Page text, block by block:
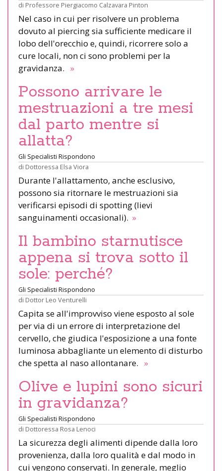
di Professore Piergiacomo Calzavara Pinton
Nel caso in cui per risolvere un problema
dovuto al piercing sia sufficiente medicare il
lobo dell'orecchio e, quindi, ricorrere solo a
cure locali, non ci sono problemi per la
gravidanza. »
Possono arrivare le
mestruazioni a tre mesi
dal parto mentre si
allatta?
Gli Specialisti Rispondono
di Dottoressa Elsa Viora
Durante l'allattamento, anche esclusivo,
possono sia ritornare le mestruazioni sia
verificarsi episodi di spotting (lievi
sanguinamenti occasionali). »
Il bambino starnutisce
appena si trova sotto il
sole: perché?
Gli Specialisti Rispondono
di Dottor Leo Venturelli
Capita se all'improvviso viene esposto al sole
per via di un errore di interpretazione del
cervello, che giudica l'esposizione a una fonte
luminosa abbagliante un elemento di disturbo
che spetta al naso allontanare. »
Olive e lupini sono sicuri
in gravidanza?
Gli Specialisti Rispondono
di Dottoressa Rosa Lenoci
La sicurezza degli alimenti dipende dalla loro
provenienza, dalla loro qualità e dal modo in
cui vengono conservati. In generale, meglio